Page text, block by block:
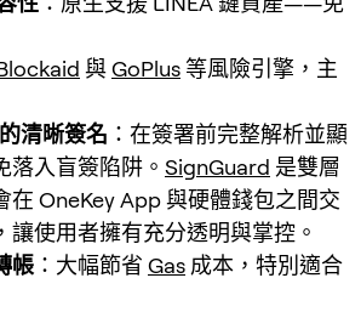
與GoPlus 等風險引擎，主
的清晰簽名 ：在簽署前完整解析並顯
落入盲簽陷阱。 SignGuard 是雙層
在 OneKey App 與硬體錢包之間交
讓使用者擁有充分透明與掌控。
帳 ：大幅節省 Gas 成本，特別適合